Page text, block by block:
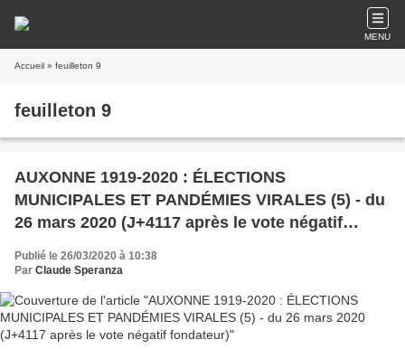
MENU
Accueil » feuilleton 9
feuilleton 9
AUXONNE 1919-2020 : ÉLECTIONS
MUNICIPALES ET PANDÉMIES VIRALES (5) - du
26 mars 2020 (J+4117 après le vote négatif
fondateur)
Publié le 26/03/2020 à 10:38
Par Claude Speranza